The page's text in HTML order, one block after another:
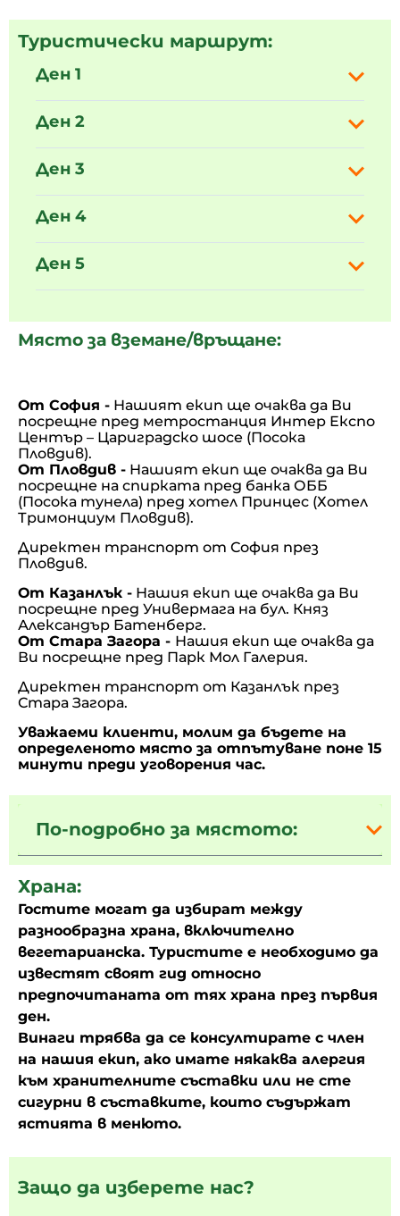
Туристически маршрут:
Ден 1
Ден 2
Ден 3
Ден 4
Ден 5
Място за вземане/връщане:
От София - Нашият екип ще очаква да Ви
посрещне пред метростанция Интер Експо
Център – Цариградско шосе (Посока
Пловдив).
От Пловдив - Нашият екип ще очаква да Ви
посрещне на спирката пред банка ОББ
(Посока тунела) пред хотел Принцес (Хотел
Тримонциум Пловдив).
Директен транспорт от София през
Пловдив.
От Казанлък - Нашия екип ще очаква да Ви
посрещне пред Универмага на бул. Княз
Александър Батенберг.
От Стара Загора - Нашия екип ще очаква да
Ви посрещне пред Парк Мол Галерия.
Директен транспорт от Казанлък през
Стара Загора.
Уважаеми клиенти, молим да бъдете на
определеното място за отпътуване поне 15
минути преди уговорения час.
По-подробно за мястото:
Храна:
Гостите могат да избират между
разнообразна храна, включително
вегетарианска. Туристите е необходимо да
известят своят гид относно
предпочитаната от тях храна през първия
ден.
Винаги трябва да се консултирате с член
на нашия екип, ако имате някаква алергия
към хранителните съставки или не сте
сигурни в съставките, които съдържат
ястията в менюто.
Защо да изберете нас?